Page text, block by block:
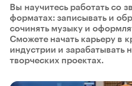
Вы научитесь работать со
форматах: записывать и
сочинять музыку и
Сможете начать карьеру в
индустрии и зарабатывать
творческих проектах.